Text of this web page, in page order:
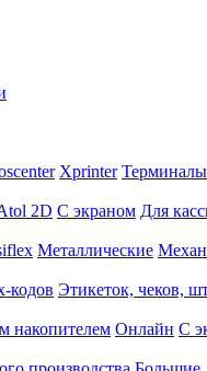
Xprinter Терминалы
2D С экраном Для
Металлические
кодов Этикеток, чеков,
накопителем Онлайн С